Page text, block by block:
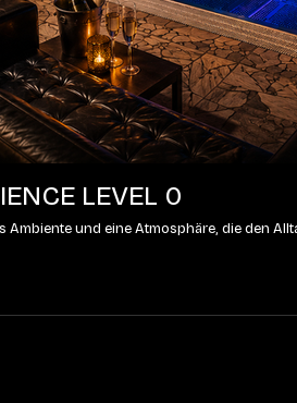
POOL EXPERIENCE LEVEL 0
Ambiente und eine Atmosphäre, die den